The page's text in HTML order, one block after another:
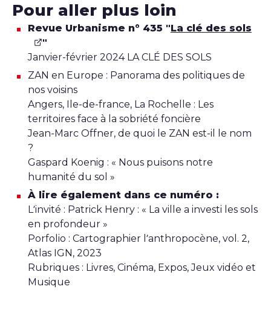
Pour aller plus loin
Revue Urbanisme n° 435 "La clé des sols
"
Janvier-février 2024 LA CLÉ DES SOLS
ZAN en Europe : Panorama des politiques de
nos voisins
Angers, Ile-de-france, La Rochelle : Les
territoires face à la sobriété foncière
Jean-Marc Offner, de quoi le ZAN est-il le nom
?
Gaspard Koenig : « Nous puisons notre
humanité du sol »
À lire également dans ce numéro :
L’invité : Patrick Henry : « La ville a investi les sols
en profondeur »
Porfolio : Cartographier l’anthropocène, vol. 2,
Atlas IGN, 2023
Rubriques : Livres, Cinéma, Expos, Jeux vidéo et
Musique